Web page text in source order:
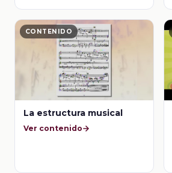
CONTENIDO
La estructura musical
Ver contenido